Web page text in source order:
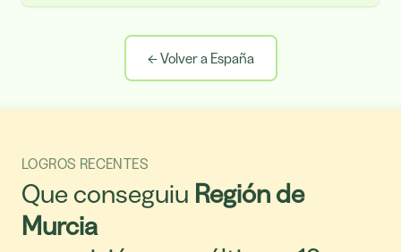
←Volver a España
LOGROS RECENTES
Que conseguiu Región de
Murcia